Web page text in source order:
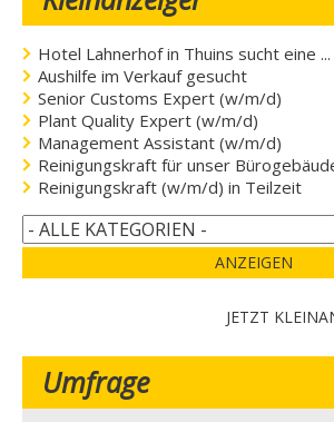
Hotel Lahnerhof in Thuins sucht eine ...
Aushilfe im Verkauf gesucht
Senior Customs Expert (w/m/d)
Plant Quality Expert (w/m/d)
Management Assistant (w/m/d)
Reinigungskraft für unser
Reinigungskraft (w/m/d) in Teilzeit
ANZEIGEN
JETZT
Umfrage